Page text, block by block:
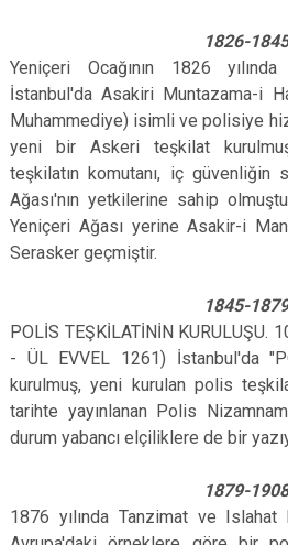
1826-1845
Yeniçeri Ocağının 1826 yılında
İstanbul'da Asakiri Muntazama-i
Muhammediye) isimli ve polisiye
yeni bir Askeri teşkilat
teşkilatın komutanı, iç güvenliğin
Ağası'nın yetkilerine sahip
Yeniçeri Ağası yerine Asakir-i
Serasker geçmiştir.
1845-1879
POLİS TEŞKİLATİNİN KURULUŞU.
- ÜL EVVEL 1261) İstanbul'da
kurulmuş, yeni kurulan polis
tarihte yayınlanan Polis
durum yabancı elçiliklere de bir
1879-1908
1876 yılında Tanzimat ve